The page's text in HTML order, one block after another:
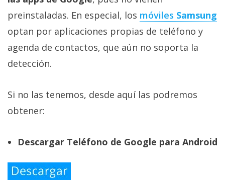
preinstaladas. En especial, los móviles Samsung
optan por aplicaciones propias de teléfono y
agenda de contactos, que aún no soporta la
detección.
Si no las tenemos, desde aquí las podremos
obtener:
Descargar Teléfono de Google para Android